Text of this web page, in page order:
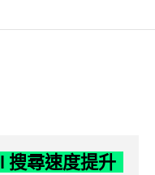
搜尋速度提升